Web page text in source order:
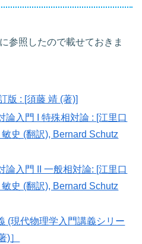
参照したので載せておきま
版 : [須藤 靖 (著)]
論入門 I 特殊相対論 : [江里口
史 (翻訳), Bernard Schutz
論入門 II 一般相対論: [江里口
史 (翻訳), Bernard Schutz
(現代物理学入門講義シリー
)］